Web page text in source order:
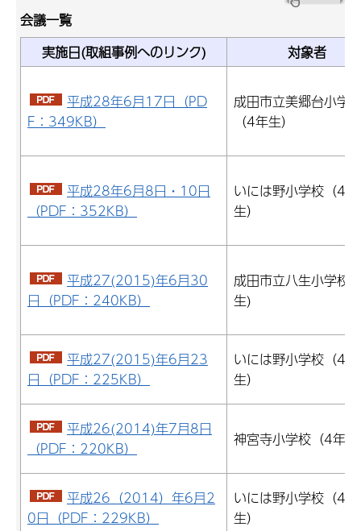
会議一覧
実施日(取組事例へのリンク)
対象者
平成28年6月17日（PD
F：349KB）
成田市立美郷台小学
（4年生）
平成28年6月8日・10日
（PDF：352KB）
いには野小学校（4年
生）
平成27(2015)年6月30
日（PDF：240KB）
成田市立八生小学校
生)
平成27(2015)年6月23
日（PDF：225KB）
いには野小学校（4年
生）
平成26(2014)年7月8日
（PDF：220KB）
神宮寺小学校（4年
平成26（2014）年6月2
0日（PDF：229KB）
いには野小学校（4年
生）